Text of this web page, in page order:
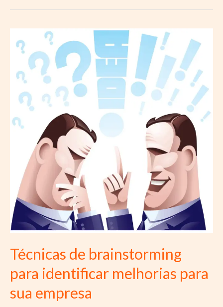
no
ambiente
trabalho
para
resultados
extraordinários
Técnicas de brainstorming
para identificar melhorias para
sua empresa